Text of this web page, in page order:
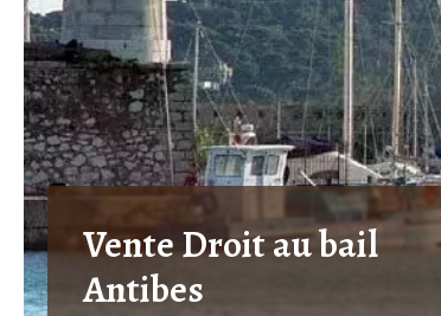
Vente Droit au bail
Antibes